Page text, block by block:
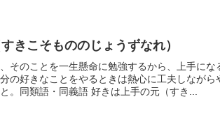
きこそもののじょうずなれ）
そのことを一生懸命に勉強するから、上手にな
の好きなことをやるときは熱心に工夫しながら
。同類語・同義語 好きは上手の元（すき...